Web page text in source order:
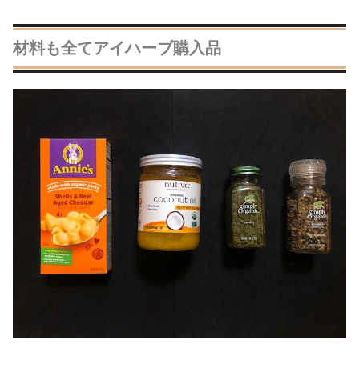
材料も全てアイハーブ購入品